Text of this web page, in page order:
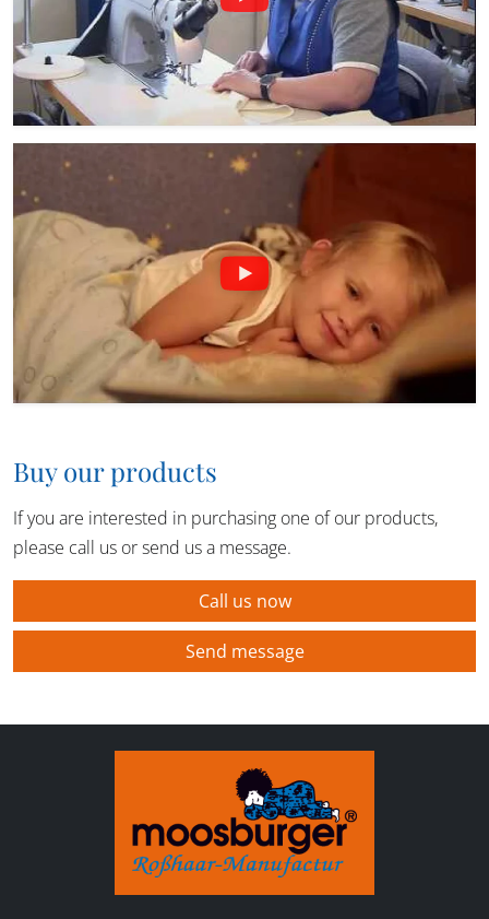
Buy our products
If you are interested in purchasing one of our products,
please call us or send us a message.
Call us now
Send message